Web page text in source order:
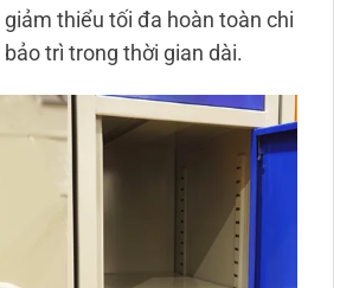
thiểu tối đa hoàn toàn chi
trì trong thời gian dài.